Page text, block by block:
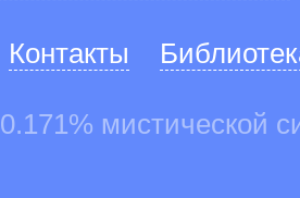
Контакты
0.171% мистической